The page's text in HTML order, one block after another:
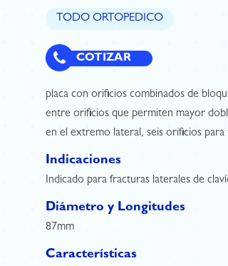
TODO ORTOPEDICO
COTIZAR
placa con orificios combinados de
entre orificios que permiten mayor
en el extremo lateral, seis orificios
Indicaciones
Indicado para fracturas laterales de
Diámetro y Longitudes
87mm
Características